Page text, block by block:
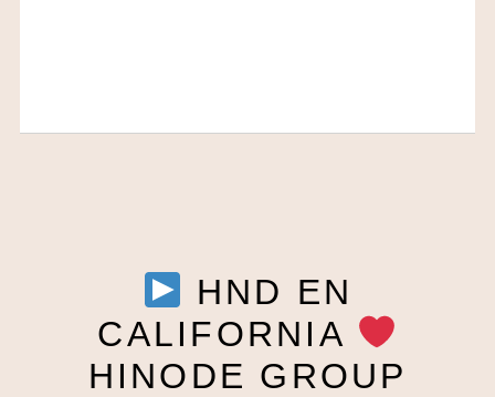
HND EN
CALIFORNIA
HINODE GROUP